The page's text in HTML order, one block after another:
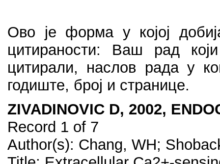
Ово је форма у којој
цитираности: Ваш рад
цитирали, наслов рада у
годиште, број и странице.
ZIVADINOVIC D, 2002,
Record 1 of 7
Author(s): Chang, WH;